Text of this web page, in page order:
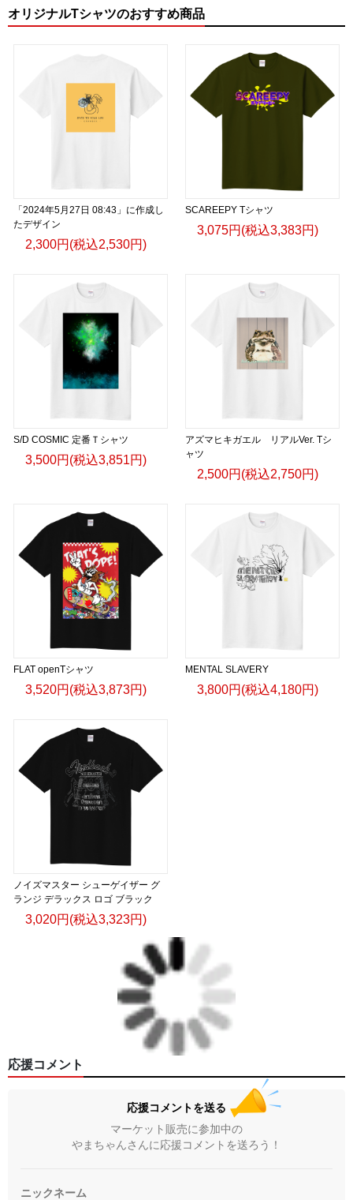
オリジナルTシャツのおすすめ商品
「2024年5月27日 08:43」に作成し
たデザイン
2,300円(税込2,530円)
SCAREEPY Tシャツ
3,075円(税込3,383円)
S/D COSMIC 定番Ｔシャツ
3,500円(税込3,851円)
アズマヒキガエル リアルVer. Tシ
ャツ
2,500円(税込2,750円)
FLAT openTシャツ
3,520円(税込3,873円)
MENTAL SLAVERY
3,800円(税込4,180円)
ノイズマスター シューゲイザー グ
ランジ デラックス ロゴ ブラック
3,020円(税込3,323円)
応援コメント
応援コメントを送る
マーケット販売に参加中の
やまちゃんさんに応援コメントを送ろう！
ニックネーム